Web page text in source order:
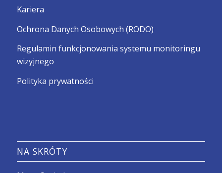
Kariera
Ochrona Danych Osobowych (RODO)
Regulamin funkcjonowania systemu monitoringu
wizyjnego
Polityka prywatności
NA SKRÓTY